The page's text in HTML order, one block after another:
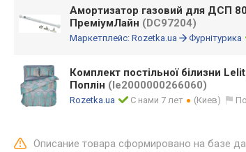
Амортизатор газовий для ДСП
ПреміумЛайн (DC97204)
Маркетплейс: Rozetka.ua Фурнітурика
Комплект постільної білизни
Поплін (le2000000266060)
Rozetka.ua С нами 7 лет (Киев)
Описание товара сформировано на базе